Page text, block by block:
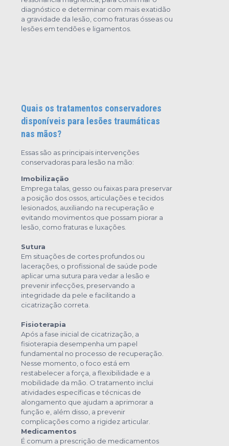
diagnóstico e determinar com mais exatidão
a gravidade da lesão, como fraturas ósseas ou
lesões em tendões e ligamentos.
Quais os tratamentos conservadores
disponíveis para lesões traumáticas
nas mãos?
Essas são as principais intervenções
conservadoras para lesão na mão:
Imobilização
Emprega talas, gesso ou faixas para preservar
a posição dos ossos, articulações e tecidos
lesionados, auxiliando na recuperação e
evitando movimentos que possam piorar a
lesão, como fraturas e luxações.
Sutura
Em situações de cortes profundos ou
lacerações, o profissional de saúde pode
aplicar uma sutura para vedar a lesão e
prevenir infecções, preservando a
integridade da pele e facilitando a
cicatrização correta.
Fisioterapia
Após a fase inicial de cicatrização, a
fisioterapia desempenha um papel
fundamental no processo de recuperação.
Nesse momento, o foco está em
restabelecer a força, a flexibilidade e a
mobilidade da mão. O tratamento inclui
atividades específicas e técnicas de
alongamento que ajudam a aprimorar a
função e, além disso, a prevenir
complicações como a rigidez articular.
Medicamentos
É comum a prescrição de medicamentos